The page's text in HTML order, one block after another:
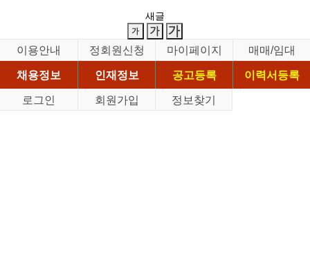
새글
이용안내 정회원신청 마이페이지
매매/임대
채용정보
인재정보 공고등록
이력서등록
로그인
회원가입 정보찾기